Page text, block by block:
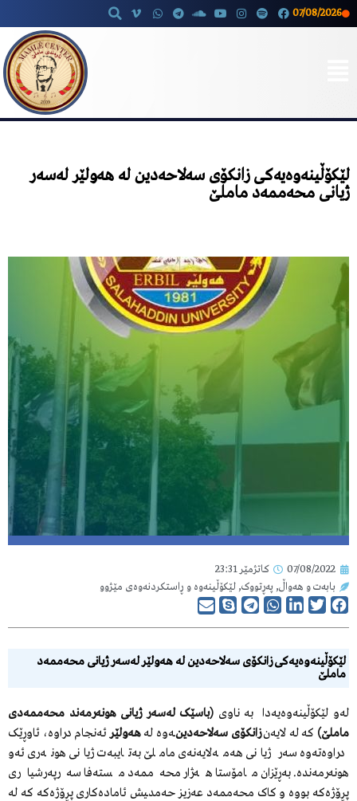
07/08/2026
لێکۆڵینەوەیەکی زانکۆی سەلاحەدین لە هەولێر لەسەر
ژیانی محەممەد ماملێ
07/08/2022 کاتژمێر 23:31
بابەت و هەواڵ, پەڕتووک, لێکۆڵینەوە و ڕاستکردنەوەی مێژوو
لێکۆڵینەوەیەکی زانکۆی سەلاحەدین لە هەولێر لەسەر ژیانی محەممەد
ماملێ
لەو لێکۆڵینەوەیەدا بە ناوی (باسێک لەسەر ژیانی هونەرمەند محەممەدی
ماملێ) کە لە لایەنزانکۆی سەلاحەدین‌ـەوە لەهەولێرئەنجام دراوە، ئاوڕێک
دراوەتەوە سەر ژیانی هەمەلایەنەی ماملێ بەتایبەت ژیانی هونەری ئەو
هونەرمەندە. بەڕێزان مامۆستا هەژار محەممەد مستەفا سەرپەرشیاری
پڕۆژەکە بووە و کاک محەممەد عەزیز حەمد‌ـیش ئامادەکاری پڕۆژەکە کە لە